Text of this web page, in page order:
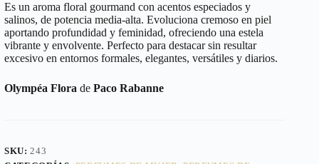
Es un aroma floral gourmand con acentos especiados y
salinos, de potencia media-alta. Evoluciona cremoso en piel
aportando profundidad y feminidad, ofreciendo una estela
vibrante y envolvente. Perfecto para destacar sin resultar
excesivo en entornos formales, elegantes, versátiles y diarios.
Olympéa Flora de Paco Rabanne
SKU:243